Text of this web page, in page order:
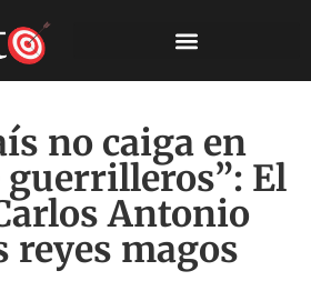
no caiga en
guerrilleros”: El
Antonio
reyes magos